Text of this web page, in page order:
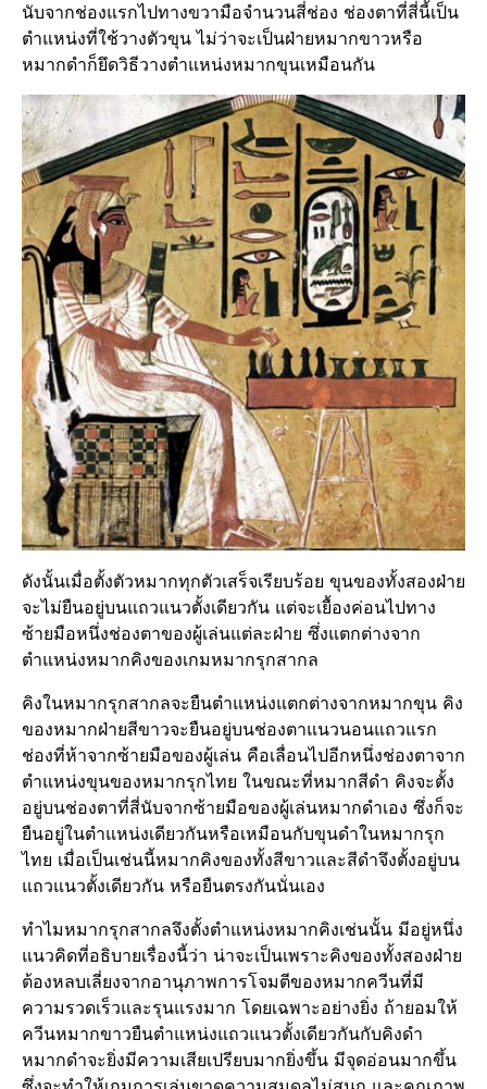
นับจากช่องแรกไปทางขวามือจำนวนสี่ช่อง ช่องตาที่สี่นี้เป็น
ตำแหน่งที่ใช้วางตัวขุน ไม่ว่าจะเป็นฝ่ายหมากขาวหรือ
หมากดำก็ยึดวิธีวางตำแหน่งหมากขุนเหมือนกัน
ดังนั้นเมื่อตั้งตัวหมากทุกตัวเสร็จเรียบร้อย ขุนของทั้งสองฝ่าย
จะไม่ยืนอยู่บนแถวแนวตั้งเดียวกัน แต่จะเยื้องค่อนไปทาง
ซ้ายมือหนึ่งช่องตาของผู้เล่นแต่ละฝ่าย ซึ่งแตกต่างจาก
ตำแหน่งหมากคิงของเกมหมากรุกสากล
คิงในหมากรุกสากลจะยืนตำแหน่งแตกต่างจากหมากขุน คิง
ของหมากฝ่ายสีขาวจะยืนอยู่บนช่องตาแนวนอนแถวแรก
ช่องที่ห้าจากซ้ายมือของผู้เล่น คือเลื่อนไปอีกหนึ่งช่องตาจาก
ตำแหน่งขุนของหมากรุกไทย ในขณะที่หมากสีดำ คิงจะตั้ง
อยู่บนช่องตาที่สี่นับจากซ้ายมือของผู้เล่นหมากดำเอง ซึ่งก็จะ
ยืนอยู่ในตำแหน่งเดียวกันหรือเหมือนกับขุนดำในหมากรุก
ไทย เมื่อเป็นเช่นนี้หมากคิงของทั้งสีขาวและสีดำจึงตั้งอยู่บน
แถวแนวตั้งเดียวกัน หรือยืนตรงกันนั่นเอง
ทำไมหมากรุกสากลจึงตั้งตำแหน่งหมากคิงเช่นนั้น มีอยู่หนึ่ง
แนวคิดที่อธิบายเรื่องนี้ว่า น่าจะเป็นเพราะคิงของทั้งสองฝ่าย
ต้องหลบเลี่ยงจากอานุภาพการโจมตีของหมากควีนที่มี
ความรวดเร็วและรุนแรงมาก โดยเฉพาะอย่างยิ่ง ถ้ายอมให้
ควีนหมากขาวยืนตำแหน่งแถวแนวตั้งเดียวกันกับคิงดำ
หมากดำจะยิ่งมีความเสียเปรียบมากยิ่งขึ้น มีจุดอ่อนมากขึ้น